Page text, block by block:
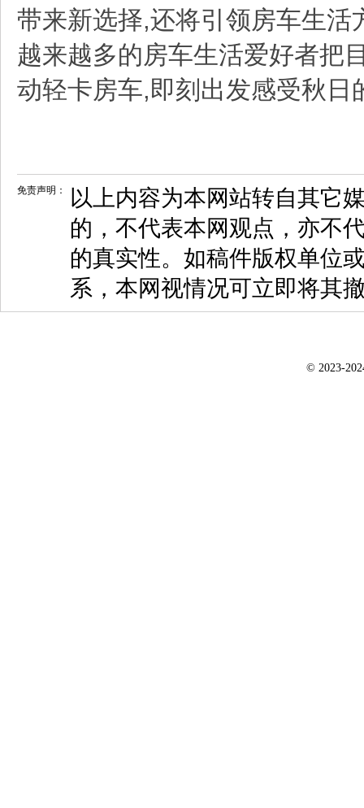
带来新选择,还将引领房车生
越来越多的房车生活爱好者把
动轻卡房车,即刻出发感受秋日
免责声明：
以上内容为本网站转自其它
的，不代表本网观点，亦不
的真实性。如稿件版权单位
系，本网视情况可立即将其
© 2023-